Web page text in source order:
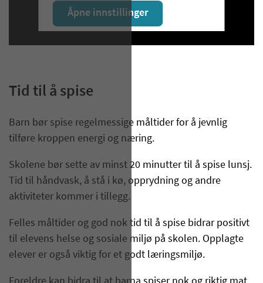
Åpne innstillinger
Tid til å spise
Barn bør spise regelmessige måltider for å jevnlig
tilføre kroppen energi og næring.
Skolene bør sette av minst 20 minutter til å spise lunsj.
Tid til håndvask, å stå i kø, opprydning og andre
aktiviteter kommer i tillegg.
Felles måltider og god nok tid til å spise bidrar positivt
til elevens helse og sosiale miljø på skolen. Opplagte
elever er også viktig for et godt læringsmiljø.